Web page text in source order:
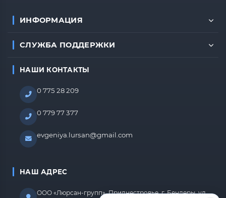
ИНФОРМАЦИЯ
СЛУЖБА ПОДДЕРЖКИ
НАШИ КОНТАКТЫ
0 775 28 209
0 779 77 377
evgeniya.lursan@gmail.com
НАШ АДРЕС
ООО «Люрсан-групп», Приднестровье, г. Бендеры, ул.